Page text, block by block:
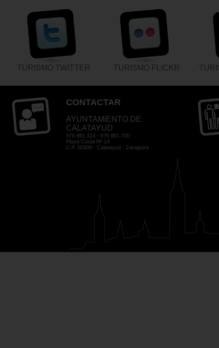
TURISMO TWITTER TURISMO FLICKR
CONTACTAR
AYUNTAMIENTO DE
CALATAYUD
976 881 314 - 976 881 700
Plaza Costa Nº 14
C.P. 50300 - Calatayud - Zaragoza